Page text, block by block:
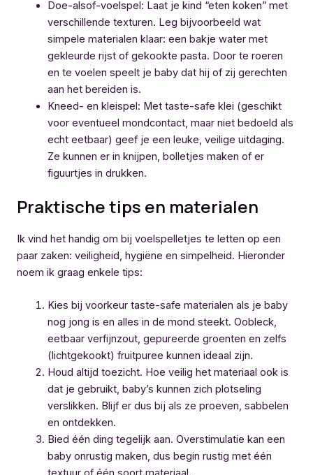
Doe-alsof-voelspel: Laat je kind “eten koken” met
verschillende texturen. Leg bijvoorbeeld wat
simpele materialen klaar: een bakje water met
gekleurde rijst of gekookte pasta. Door te roeren
en te voelen speelt je baby dat hij of zij gerechten
aan het bereiden is.
Kneed- en kleispel: Met taste-safe klei (geschikt
voor eventueel mondcontact, maar niet bedoeld als
echt eetbaar) geef je een leuke, veilige uitdaging.
Ze kunnen er in knijpen, bolletjes maken of er
figuurtjes in drukken.
Praktische tips en materialen
Ik vind het handig om bij voelspelletjes te letten op een
paar zaken: veiligheid, hygiëne en simpelheid. Hieronder
noem ik graag enkele tips:
Kies bij voorkeur taste-safe materialen als je baby
nog jong is en alles in de mond steekt. Oobleck,
eetbaar verfijnzout, gepureerde groenten en zelfs
(lichtgekookt) fruitpuree kunnen ideaal zijn.
Houd altijd toezicht. Hoe veilig het materiaal ook is
dat je gebruikt, baby’s kunnen zich plotseling
verslikken. Blijf er dus bij als ze proeven, sabbelen
en ontdekken.
Bied één ding tegelijk aan. Overstimulatie kan een
baby onrustig maken, dus begin rustig met één